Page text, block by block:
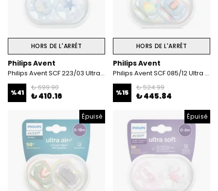
HORS DE L'ARRÊT
Philips Avent
Philips Avent SCF 223/03 Ultra Soft Emzik 6-18 Ay Erkek
%41
₺ 699.90
₺ 410.16
HORS DE L'ARRÊT
Philips Avent
Philips Avent SCF 085/12 Ultra Air Emzik 0-6 ay erkek
%15
₺ 524.99
₺ 445.84
Épuisé Épuisé